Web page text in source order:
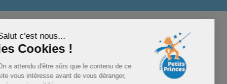
Salut c'est nous...
les Cookies !
On a attendu d'être sûrs que le contenu de ce
site vous intéresse avant de vous déranger,